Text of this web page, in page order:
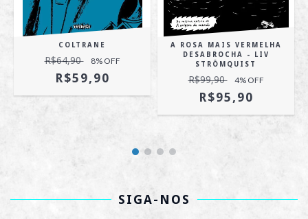
COLTRANE
R$64,90 8% OFF
R$59,90
A ROSA MAIS VERMELHA
DESABROCHA - LIV
STRÖMQUIST
R$99,90 4% OFF
R$95,90
SIGA-NOS